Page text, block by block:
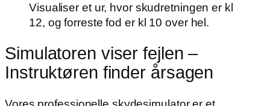
Visualiser et ur, hvor skudretningen er kl
12, og forreste fod er kl 10 over hel.
Simulatoren viser fejlen –
Instruktøren finder årsagen